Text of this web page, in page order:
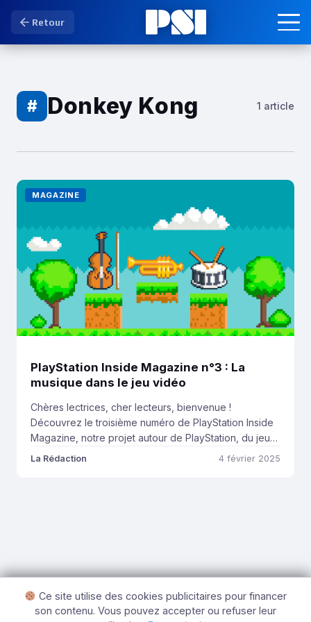
Retour
# Donkey Kong 1 article
MAGAZINE
PlayStation Inside Magazine n°3 : La
musique dans le jeu vidéo
Chères lectrices, cher lecteurs, bienvenue !
Découvrez le troisième numéro de PlayStation Inside
Magazine, notre projet autour de PlayStation, du jeu
vidéo français et de la scène indépendante. Cette
La Rédaction 4 février 2025
Ce site utilise des cookies publicitaires pour financer
son contenu. Vous pouvez accepter ou refuser leur